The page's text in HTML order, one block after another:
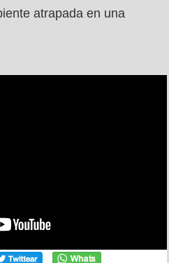
atrapada en una